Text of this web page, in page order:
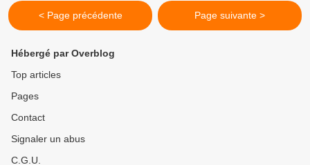
< Page précédente Page suivante >
Hébergé par Overblog
Top articles
Pages
Contact
Signaler un abus
C.G.U.